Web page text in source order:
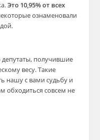
Это 10,95%от всех
ознаменовали
депутаты, получившие
весу. Такие
нашу с вами судьбу и
обходиться совсем не